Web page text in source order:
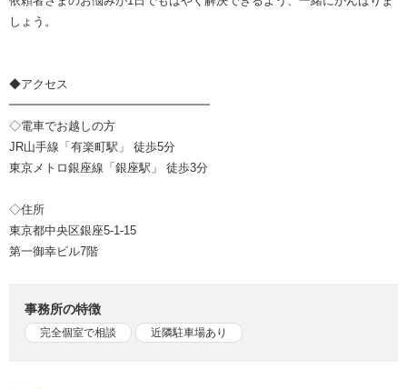
しょう。
◆アクセス
━━━━━━━━━━━━━━━━━
◇電車でお越しの方
JR山手線「有楽町駅」 徒歩5分
東京メトロ銀座線「銀座駅」 徒歩3分
◇住所
東京都中央区銀座5-1-15
第一御幸ビル7階
事務所の特徴
完全個室で相談 近隣駐車場あり